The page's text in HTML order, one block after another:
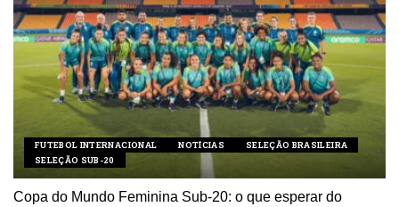
FUTEBOL INTERNACIONAL NOTÍCIAS
SELEÇÃO BRASILEIRA
SELEÇÃO SUB-20
Copa do Mundo Feminina Sub-20: o que esperar do